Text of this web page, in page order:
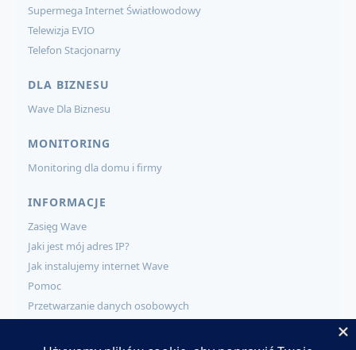
Supermega Internet Światłowodowy
Telewizja EVIO
Telefon Stacjonarny
DLA BIZNESU
Wave Dla Biznesu
MONITORING
Monitoring dla domu i firmy
INFORMACJE
Zasięg Wave
Jaki jest mój adres IP?
Jak instalujemy internet Wave
Pomoc
Przetwarzanie danych osobowych